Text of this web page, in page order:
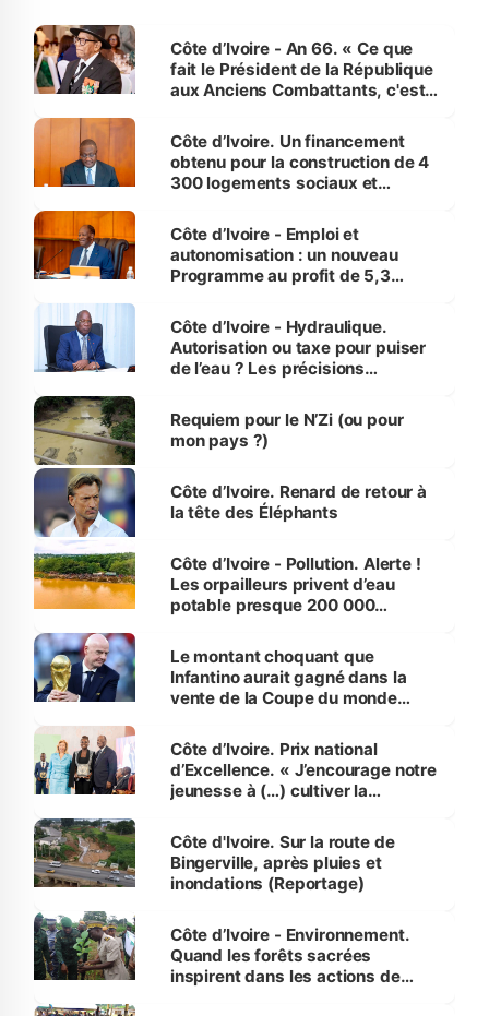
Côte d’Ivoire - An 66. « Ce que
fait le Président de la République
aux Anciens Combattants, c'est
Côte d’Ivoire. Un financement
obtenu pour la construction de 4
300 logements sociaux et
et Yamoussoukro
Côte d’Ivoire - Emploi et
autonomisation : un nouveau
Programme au profit de 5,3
Côte d’Ivoire - Hydraulique.
Autorisation ou taxe pour puiser
de l’eau ? Les précisions
Requiem pour le N’Zi (ou pour
mon pays ?)
Côte d’Ivoire. Renard de retour à
la tête des Éléphants
Côte d’Ivoire - Pollution. Alerte !
Les orpailleurs privent d’eau
potable presque 200 000
Le montant choquant que
Infantino aurait gagné dans la
vente de la Coupe du monde
Côte d’Ivoire. Prix national
d’Excellence. « J’encourage notre
jeunesse à (…) cultiver la
(Alassane Ouattara
Côte d'Ivoire. Sur la route de
Bingerville, après pluies et
inondations (Reportage)
Côte d’Ivoire - Environnement.
Quand les forêts sacrées
inspirent dans les actions de